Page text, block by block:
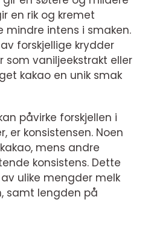
en rik og kremet
intens i smaken.
forskjellige krydder
som vaniljeekstrakt eller
kakao en unik smak
påvirke forskjellen i
er konsistensen. Noen
mens andre
konsistens. Dette
ulike mengder melk
samt lengden på